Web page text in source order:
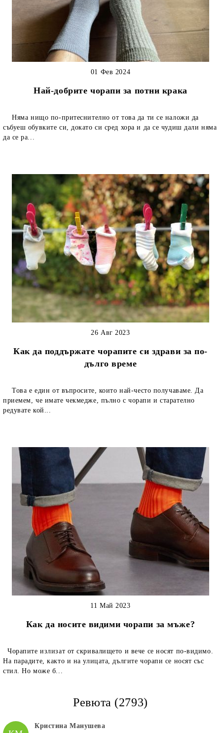
Най-добрите чорапи за потни крака
01 Фев 2024
Няма нищо по-притеснително от това да ти се наложи да
събуеш обувките си, докато си сред хора и да се чудиш дали няма
да се ра...
Как да поддържате чорапите си здрави за по-
дълго време
26 Авг 2023
Това е един от въпросите, които най-често получаваме. Да
приемем, че имате чекмедже, пълно с чорапи и старателно
редувате кой...
Как да носите видими чорапи за мъже?
11 Май 2023
Чорапите излизат от скривалището и вече се носят по-видимо.
На парадите, както и на улицата, дългите чорапи се носят със
стил. Но може б...
Ревюта (2793)
Кристина Манушева